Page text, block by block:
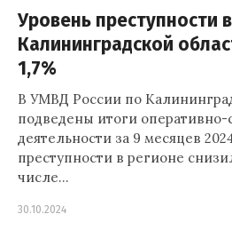
Уровень преступности в
Калининградской
1,7%
В УМВД России по
подведены итоги
деятельности за 9 месяцев
преступности в регионе
числе…
30.10.2024